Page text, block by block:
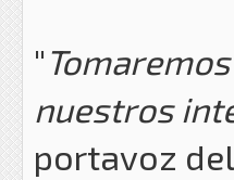
"
nuestros
portavoz